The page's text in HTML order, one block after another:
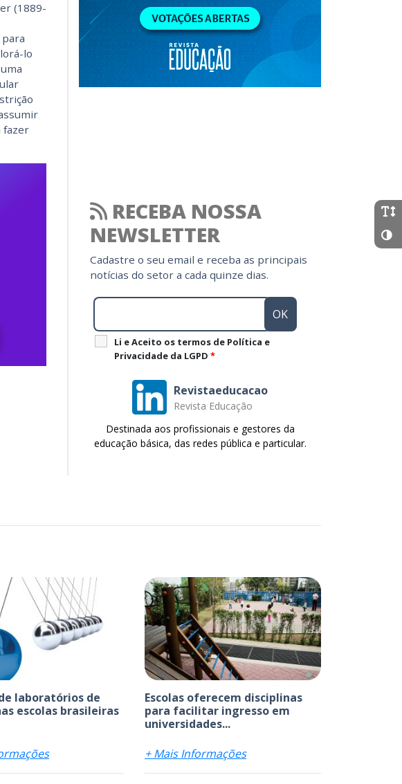
(1889-
lo
fazer
RECEBA NOSSA
NEWSLETTER
Cadastre o seu email e receba as principais
notícias do setor a cada quinze dias.
Li e Aceito os termos de Política e
Privacidade da LGPD *
Revistaeducacao
Revista Educação
Destinada aos profissionais e gestores da
educação básica, das redes pública e particular.
laboratórios de
escolas brasileiras
Escolas oferecem disciplinas
para facilitar ingresso em
universidades...
+ Mais Informações